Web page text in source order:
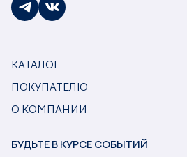
КАТАЛОГ
ПОКУПАТЕЛЮ
О КОМПАНИИ
БУДЬТЕ В КУРСЕ СОБЫТИЙ